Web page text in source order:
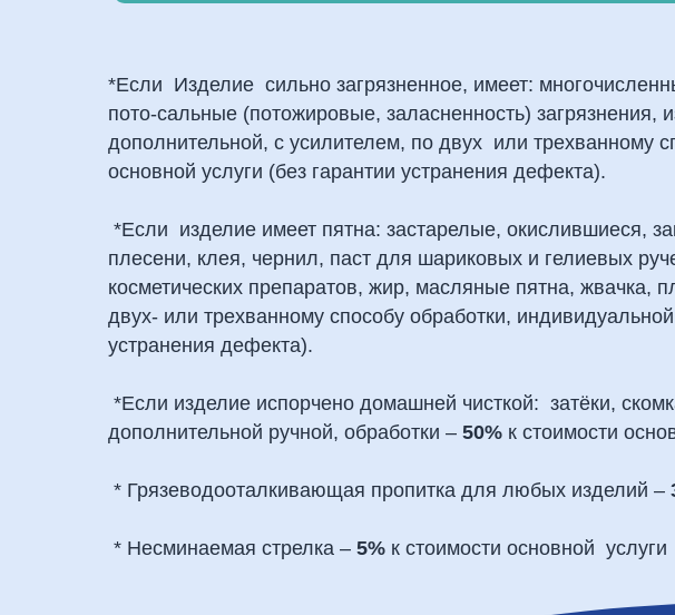
*Если Изделие сильно загрязненное, имеет:
пото-сальные (потожировые, заласненность)
дополнительной, с усилителем, по двух или трехванному
основной услуги (без гарантии устранения дефекта).
*Если изделие имеет пятна: застарелые, окислившиеся,
плесени, клея, чернил, паст для шариковых и гелиевых
косметических препаратов, жир, масляные пятна, жвачка,
двух- или трехванному способу обработки, индивидуальной
устранения дефекта).
*Если изделие испорчено домашней чисткой: затёки,
дополнительной ручной, обработки – 50% к стоимости
* Грязеводооталкивающая пропитка для любых изделий –
* Несминаемая стрелка – 5% к стоимости основной услуги